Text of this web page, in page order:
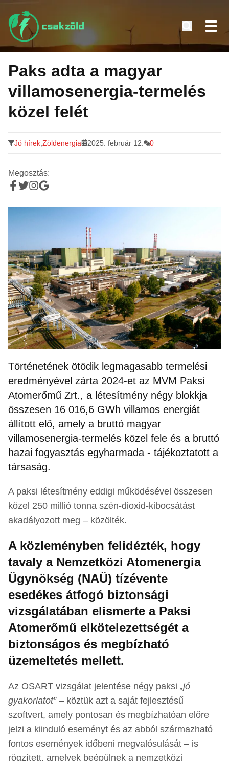
Tovább
tartalomra
Paks adta a magyar
villamosenergia-termelés
közel felét
Jó hírek Zöldenergia 2025. február 12. 0
Megosztás:
Történetének ötödik legmagasabb termelési
eredményével zárta 2024-et az MVM Paksi
Atomerőmű Zrt., a létesítmény négy blokkja
összesen 16 016,6 GWh villamos energiát
állított elő, amely a bruttó magyar
villamosenergia-termelés közel fele és a bruttó
hazai fogyasztás egyharmada - tájékoztatott a
társaság.
A paksi létesítmény eddigi működésével összesen
közel 250 millió tonna szén-dioxid-kibocsátást
akadályozott meg – közölték.
A közleményben felidézték, hogy
tavaly a Nemzetközi Atomenergia
Ügynökség (NAÜ) tízévente
esedékes átfogó biztonsági
vizsgálatában elismerte a Paksi
Atomerőmű elkötelezettségét a
biztonságos és megbízható
üzemeltetés mellett.
Az OSART vizsgálat jelentése négy paksi „jó
gyakorlatot”– köztük azt a saját fejlesztésű
szoftvert, amely pontosan és megbízhatóan előre
jelzi a kiinduló eseményt és az abból származható
fontos események időbeni megvalósulását – is
rögzített, amelyek beépülnek a nemzetközi